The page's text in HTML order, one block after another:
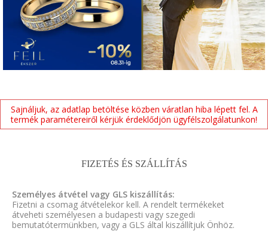
Sajnáljuk, az adatlap betöltése közben váratlan hiba lépett fel. A
termék paramétereiről kérjük érdeklődjön ügyfélszolgálatunkon!
FIZETÉS ÉS SZÁLLÍTÁS
Személyes átvétel vagy GLS kiszállítás:
Fizetni a csomag átvételekor kell. A rendelt termékeket
átveheti személyesen a budapesti vagy szegedi
bemutatótermünkben, vagy a GLS által kiszállítjuk Önhöz.